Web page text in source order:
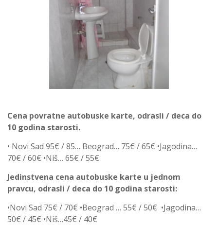
Cena povratne autobuske karte, odrasli / deca do
10 godina starosti.
• Novi Sad 95€ / 85… Beograd… 75€ / 65€ •Jagodina…
70€ / 60€ •Niš… 65€ / 55€
Jedinstvena cena autobuske karte u jednom
pravcu, odrasli / deca do 10 godina starosti:
•Novi Sad 75€ / 70€ •Beograd … 55€ / 50€ •Jagodina…
50€ / 45€ •Niš…45€ / 40€